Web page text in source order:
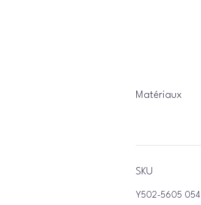
Matériaux
SKU
Y502-5605 054